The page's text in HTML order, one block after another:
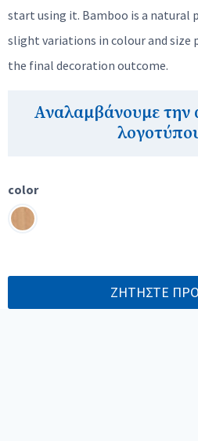
start using it. Bamboo is a natural
slight variations in colour and size
the final decoration outcome.
Αναλαμβάνουμε
color
ΖΗΤΗΣΤΕ